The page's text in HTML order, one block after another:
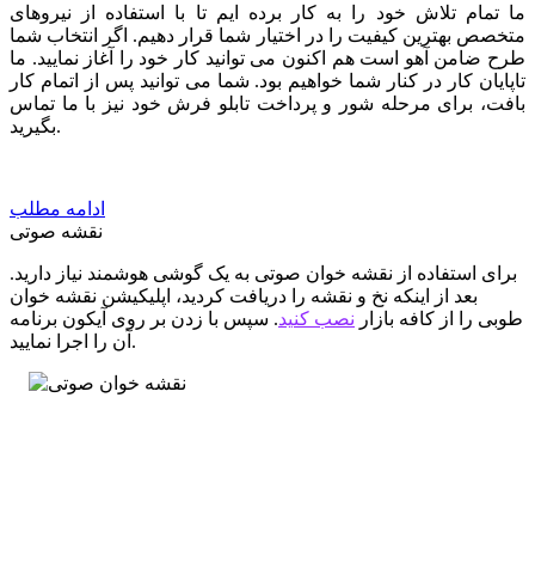
ما تمام تلاش خود را به کار برده ایم تا با استفاده از نیروهای
متخصص بهترین کیفیت را در اختیار شما قرار دهیم. اگر انتخاب شما
طرح ضامن آهو است هم اکنون می توانید کار خود را آغاز نمایید. ما
تاپایان کار در کنار شما خواهیم بود. شما می توانید پس از اتمام کار
بافت، برای مرحله شور و پرداخت تابلو فرش خود نیز با ما تماس
بگیرید.
ادامه مطلب
نقشه صوتی
برای استفاده از نقشه خوان صوتی به یک گوشی هوشمند نیاز دارید.
بعد از اینکه نخ و نقشه را دریافت کردید، اپلیکیشن نقشه خوان
طوبی را از کافه بازار نصب کنید. سپس با زدن بر روی آیکون برنامه
آن را اجرا نمایید.